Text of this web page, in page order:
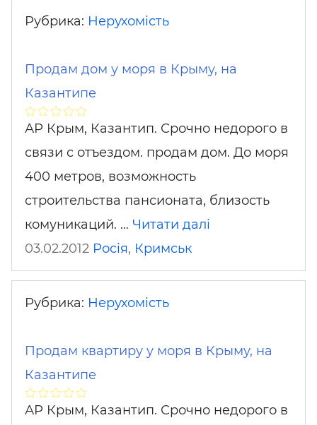
Рубрика: Нерухомість
Продам дом у моря в Крыму, на
Казантипе
АР Крым, Казантип. Срочно недорого в
связи с отъездом. продам дом. До моря
400 метров, возможность
строительства пансионата, близость
комуникаций. … Читати далі
03.02.2012 Росія, Кримськ
Рубрика: Нерухомість
Продам квартиру у моря в Крыму, на
Казантипе
АР Крым, Казантип. Срочно недорого в